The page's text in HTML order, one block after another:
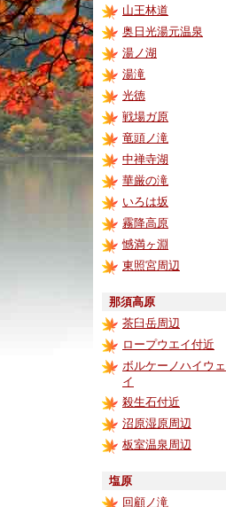
山王林道
奥日光湯元温泉
湯ノ湖
湯滝
光徳
戦場ガ原
竜頭ノ滝
中禅寺湖
華厳の滝
いろは坂
霧降高原
憾満ヶ淵
東照宮周辺
那須高原
茶臼岳周辺
ロープウエイ付近
ボルケーノハイウェ
イ
殺生石付近
沼原湿原周辺
板室温泉周辺
塩原
回顧ノ滝